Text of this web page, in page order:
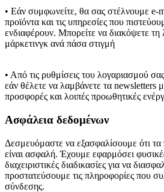
• Εάν συμφωνείτε, θα σας στέλνουμε e-
προϊόντα και τις υπηρεσίες που
ενδιαφέρουν. Μπορείτε να διακόψετε
μάρκετινγκ ανά πάσα στιγμή
• Από τις ρυθμίσεις του λογαριασμού
εάν θέλετε να λαμβάνετε τα newsletters
προσφορές και λοιπές προωθητικές
Ασφάλεια δεδομένων
Δεσμευόμαστε να εξασφαλίσουμε ότι τα
είναι ασφαλή. Έχουμε εφαρμόσει
διαχειριστικές διαδικασίες για να
προστατεύσουμε τις πληροφορίες που
σύνδεσης.